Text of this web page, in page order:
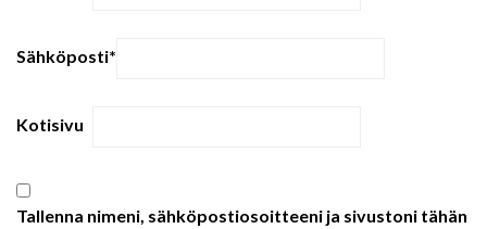
Sähköposti*
Kotisivu
Tallenna nimeni, sähköpostiosoitteeni ja sivustoni tähän